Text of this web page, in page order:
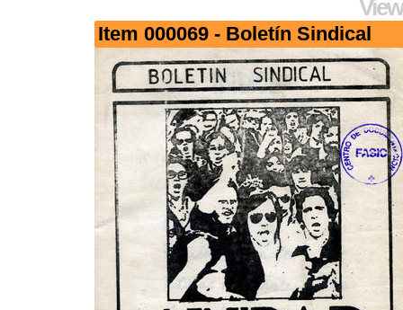
Item 000069 - Boletín Sindical